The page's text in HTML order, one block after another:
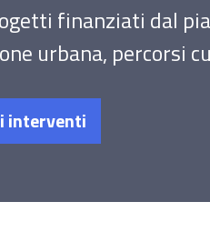
finanziati dal
urbana, percorsi
interventi